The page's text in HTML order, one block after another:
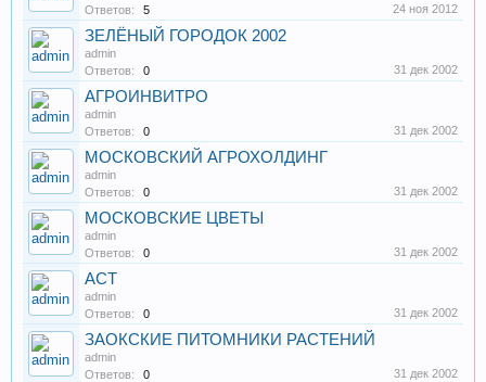
Ответов:
5 24 ноя 2012
ЗЕЛЁНЫЙ ГОРОДОК 2002
admin
Ответов:
0 31 дек 2002
АГРОИНВИТРО
admin
Ответов:
0 31 дек 2002
МОСКОВСКИЙ АГРОХОЛДИНГ
admin
Ответов:
0 31 дек 2002
МОСКОВСКИЕ ЦВЕТЫ
admin
Ответов:
0 31 дек 2002
АСТ
admin
Ответов:
0 31 дек 2002
ЗАОКСКИЕ ПИТОМНИКИ РАСТЕНИЙ
admin
Ответов:
0 31 дек 2002